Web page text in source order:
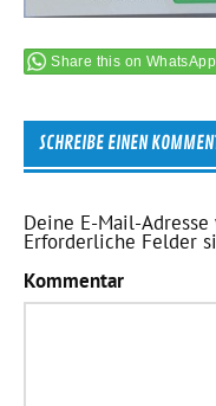
Share this on WhatsApp
SCHREIBE EINEN
Deine E-Mail-
Erforderliche Felder
Kommentar